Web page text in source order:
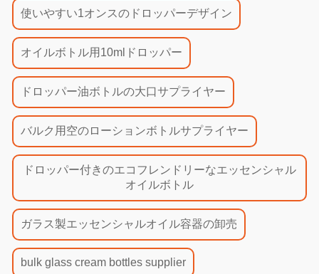
使いやすい1オンスのドロッパーデザイン
オイルボトル用10mlドロッパー
ドロッパー油ボトルの大口サプライヤー
バルク用空のローションボトルサプライヤー
ドロッパー付きのエコフレンドリーなエッセンシャル
オイルボトル
ガラス製エッセンシャルオイル容器の卸売
bulk glass cream bottles supplier